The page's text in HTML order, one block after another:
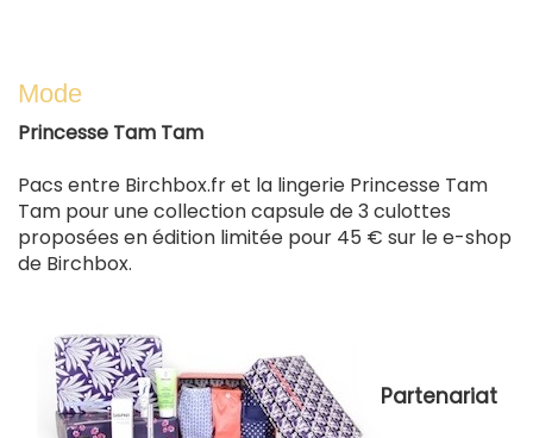
Mode
Princesse Tam Tam
Pacs entre Birchbox.fr et la lingerie Princesse Tam
Tam pour une collection capsule de 3 culottes
proposées en édition limitée pour 45 € sur le e-shop
de Birchbox.
Partenariat